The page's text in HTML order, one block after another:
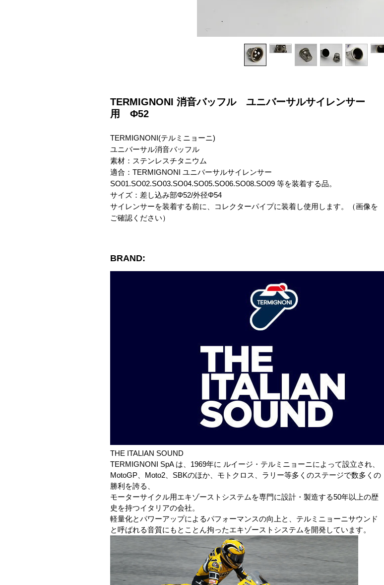
TERMIGNONI 消音バッフル ユニバーサルサイレンサー
用 Φ52
TERMIGNONI(テルミニョーニ)
ユニバーサル消音バッフル
素材：ステンレスチタニウム
適合：TERMIGNONI ユニバーサルサイレンサー
SO01.SO02.SO03.SO04.SO05.SO06.SO08.SO09 等を装着する品。
サイズ：差し込み部Φ52/外径Φ54
サイレンサーを装着する前に、コレクターパイプに装着し使用します。（画像を
ご確認ください）
BRAND:
THE ITALIAN SOUND
TERMIGNONI SpA は、1969年に ルイージ・テルミニョーニによって設立され、
MotoGP、Moto2、SBKのほか、モトクロス、ラリー等多くのステージで数多くの
勝利を誇る、
モーターサイクル用エキゾーストシステムを専門に設計・製造する50年以上の歴
史を持つイタリアの会社。
軽量化とパワーアップによるパフォーマンスの向上と、テルミニョーニサウンド
と呼ばれる音質にもとことん拘ったエキゾーストシステムを開発しています。